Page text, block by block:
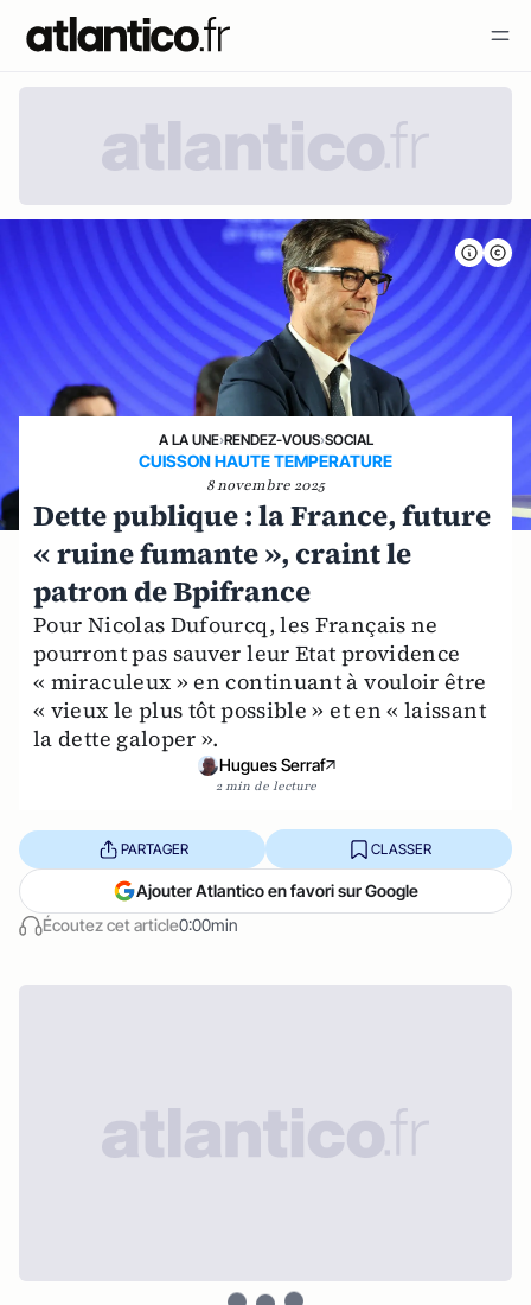
A LA UNE›RENDEZ-VOUS›SOCIAL
CUISSON HAUTE TEMPERATURE
8 novembre 2025
Dette publique : la France, future
« ruine fumante », craint le
patron de Bpifrance
Pour Nicolas Dufourcq, les Français ne
pourront pas sauver leur Etat providence
« miraculeux » en continuant à vouloir être
« vieux le plus tôt possible » et en « laissant
la dette galoper ».
Hugues Serraf
2 min de lecture
Écoutez cet article0:00min
PARTAGER CLASSER
Ajouter Atlantico en favori sur Google